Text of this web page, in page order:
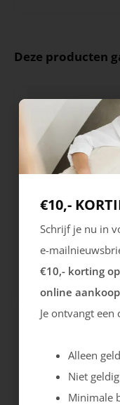
Deze producten
Ecco
€10,-
Schrijf je nu in
e-
€10,- korting
online
Je ontvangt een
Alleen
Niet
Minimale